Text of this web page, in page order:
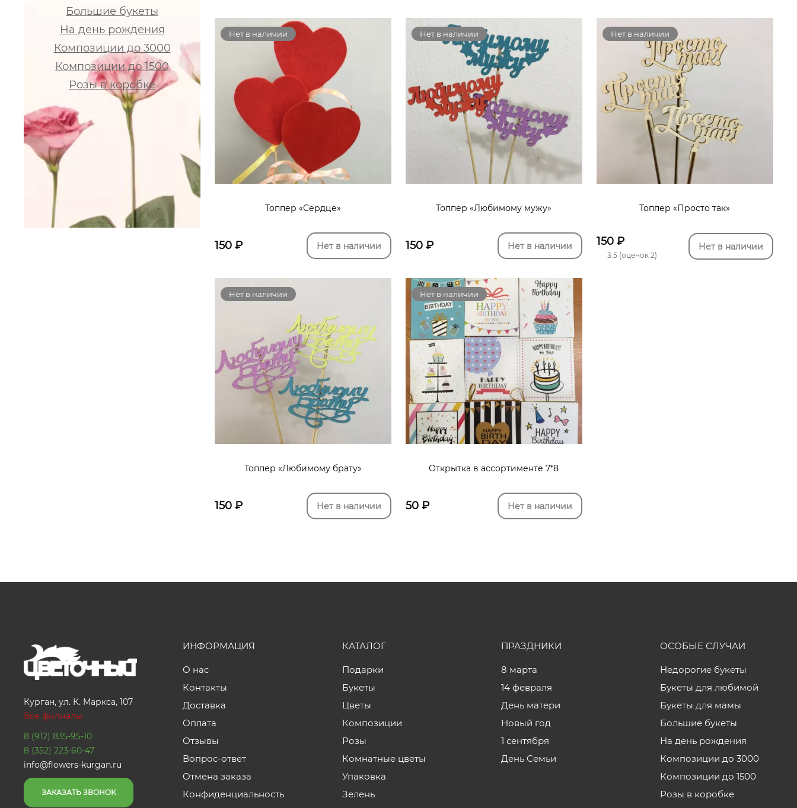
Большие букеты
На день рождения
Композиции до 3000
Композиции до 1500
Розы в коробке
Нет в наличии
Топпер «Сердце»
150 ₽ Нет в наличии
Нет в наличии
Топпер «Любимому мужу»
150₽ Нет в наличии
Нет в наличии
Топпер «Просто так»
150₽
3.5 (оценок 2)
Нет в наличии
Нет в наличии
Топпер «Любимому брату»
150 ₽ Нет в наличии
Нет в наличии
Открытка в ассортименте 7*8
50₽ Нет в наличии
Курган, ул. К. Маркса, 107
Все филиалы
8 (912) 835-95-10
8 (352) 223-60-47
info@flowers-kurgan.ru
ЗАКАЗАТЬ ЗВОНОК
ИНФОРМАЦИЯ
О нас
Контакты
Доставка
Оплата
Отзывы
Вопрос-ответ
Отмена заказа
Конфиденциальность
КАТАЛОГ
Подарки
Букеты
Цветы
Композиции
Розы
Комнатные цветы
Упаковка
Зелень
ПРАЗДНИКИ
8 марта
14 февраля
День матери
Новый год
1 сентября
День Семьи
ОСОБЫЕ СЛУЧАИ
Недорогие букеты
Букеты для любимой
Букеты для мамы
Большие букеты
На день рождения
Композиции до 3000
Композиции до 1500
Розы в коробке